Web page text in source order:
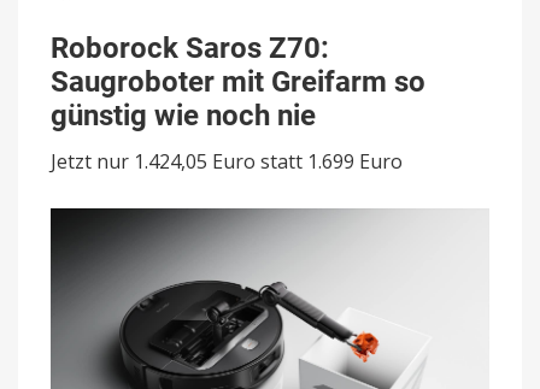
Saros
Z70:
Saugroboter
mit
Greifarm
so
günstig
Roborock Saros Z70:
Saugroboter mit Greifarm so
günstig wie noch nie
Jetzt nur 1.424,05 Euro statt 1.699 Euro